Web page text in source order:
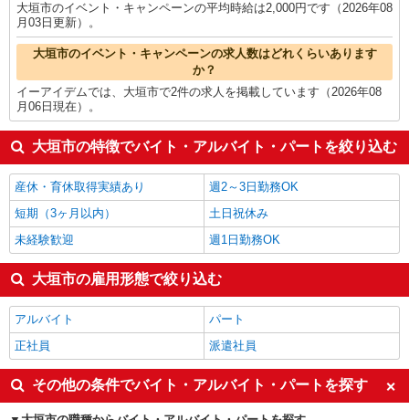
大垣市のイベント・キャンペーンの平均時給は2,000円です（2026年08
月03日更新）。
大垣市のイベント・キャンペーンの求人数はどれくらいあります
か？
イーアイデムでは、大垣市で2件の求人を掲載しています（2026年08
月06日現在）。
大垣市の特徴でバイト・アルバイト・パートを絞り込む
産休・育休取得実績あり
週2～3日勤務OK
短期（3ヶ月以内）
土日祝休み
未経験歓迎
週1日勤務OK
大垣市の雇用形態で絞り込む
アルバイト
パート
正社員
派遣社員
その他の条件でバイト・アルバイト・パートを探す